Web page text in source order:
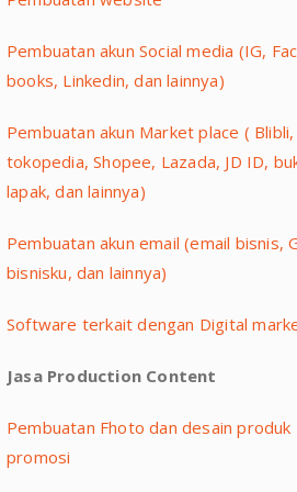
Pembuatan akun Social media (IG,
books, Linkedin, dan lainnya)
Pembuatan akun Market place ( Blibli,
tokopedia, Shopee, Lazada, JD ID,
lapak, dan lainnya)
Pembuatan akun email (email bisnis,
bisnisku, dan lainnya)
Software terkait dengan Digital
Jasa Production Content
Pembuatan Fhoto dan desain produk
promosi